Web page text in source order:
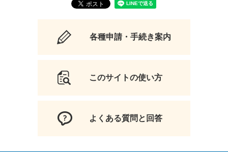
各種申請・手続き案内
このサイトの使い方
よくある質問と回答